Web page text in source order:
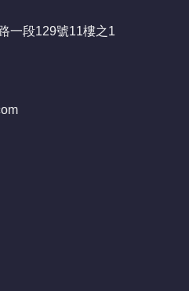
一段129號11樓之1